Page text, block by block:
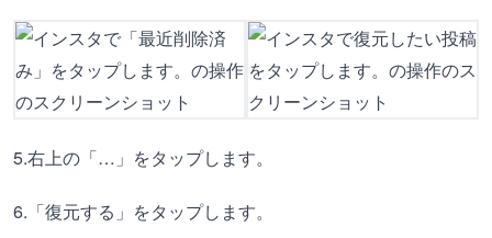
5.右上の「…」をタップします。
6.「復元する」をタップします。